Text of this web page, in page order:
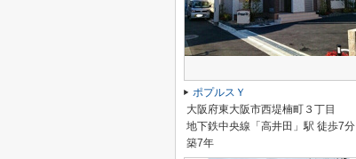
ポプルスＹ
大阪府東大阪市西堤楠町３丁目
地下鉄中央線「高井田」駅 徒歩7分
築7年